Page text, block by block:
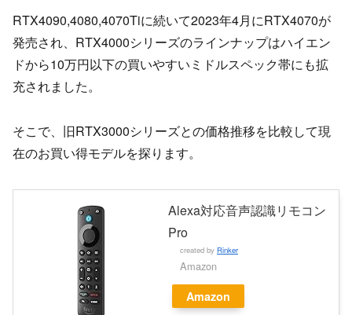
RTX4090,4080,4070Tiに続いて2023年4月にRTX4070が
発売され、RTX4000シリーズのラインナップはハイエン
ドから10万円以下の買いやすいミドルスペック帯にも拡
充されました。
そこで、旧RTX3000シリーズとの価格推移を比較して現
在のお買い得モデルを探ります。
Alexa対応音声認識リモコン
Pro
created by Rinker
Amazon
Amazon